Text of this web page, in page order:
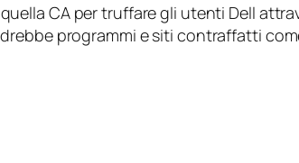
CA per truffare gli utenti Dell
programmi e siti contraffatti